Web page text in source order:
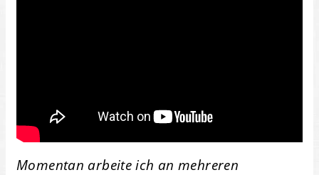
Momentan arbeite ich an mehreren